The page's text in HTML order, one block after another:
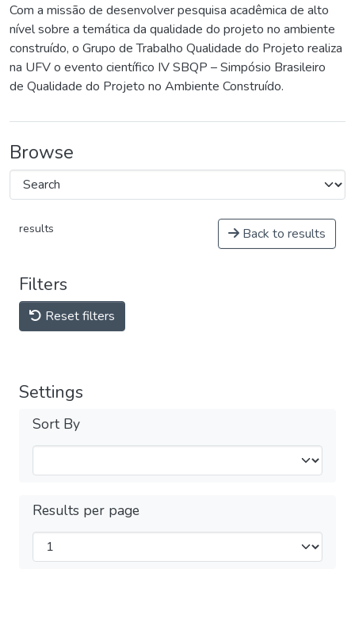
Com a missão de desenvolver pesquisa acadêmica de alto
nível sobre a temática da qualidade do projeto no ambiente
construído, o Grupo de Trabalho Qualidade do Projeto realiza
na UFV o evento científico IV SBQP – Simpósio Brasileiro
de Qualidade do Projeto no Ambiente Construído.
Browse
results Back to results
Filters
Reset filters
Settings
Sort By
Results per page